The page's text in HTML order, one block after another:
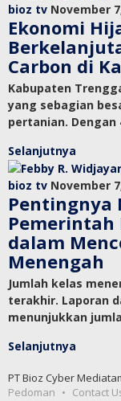
bioz tv November
Ekonomi
Carbon di
Kabupaten
yang sebagian
pertanian. Dengan
Selanjutnya
bioz tv November
Pentingnya
Pemerintah
dalam
Menengah
Jumlah kelas
terakhir. Laporan
menunjukkan
Selanjutnya
PT Bioz Cyber
Pedoman
Contact